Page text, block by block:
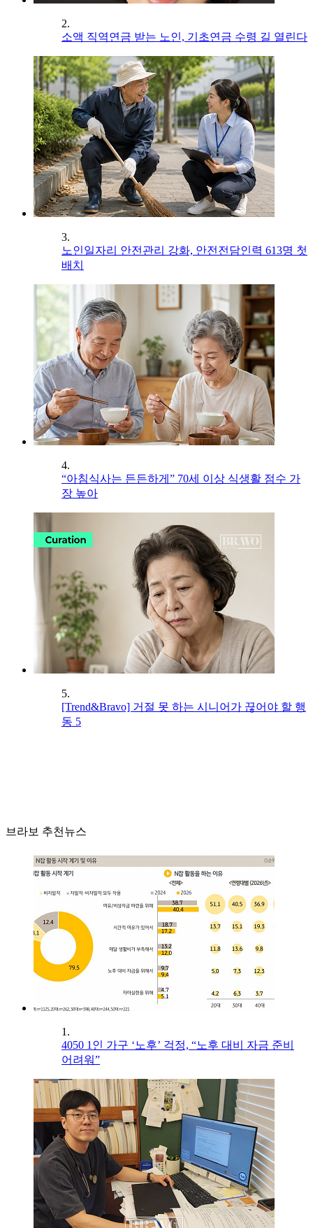
2.
소액 직역연금 받는 노인, 기초연금 수령 길 열린다
3.
노인일자리 안전관리 강화, 안전전담인력 613명 첫
배치
4.
“아침식사는 든든하게” 70세 이상 식생활 점수 가
장 높아
5.
[Trend&Bravo] 거절 못 하는 시니어가 끊어야 할 행
동 5
브라보 추천뉴스
1.
4050 1인 가구 ‘노후’ 걱정, “노후 대비 자금 준비
어려워”